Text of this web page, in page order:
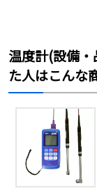
温度計(設備
た人はこんな